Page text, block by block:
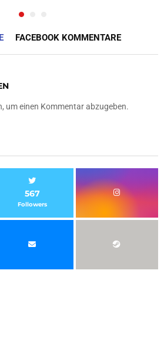
FACEBOOK KOMMENTARE
um einen Kommentar abzugeben.
567
Followers